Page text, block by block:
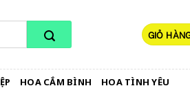
GIỎ
HOA CẮM BÌNH
HOA TÌNH YÊU